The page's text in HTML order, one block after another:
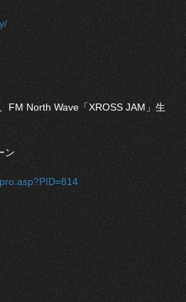
FM North Wave「XROSS JAM」生
ン